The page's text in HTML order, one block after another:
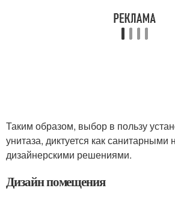
Таким образом, выбор в пользу
унитаза, диктуется как санитарными
дизайнерскими решениями.
Дизайн помещения